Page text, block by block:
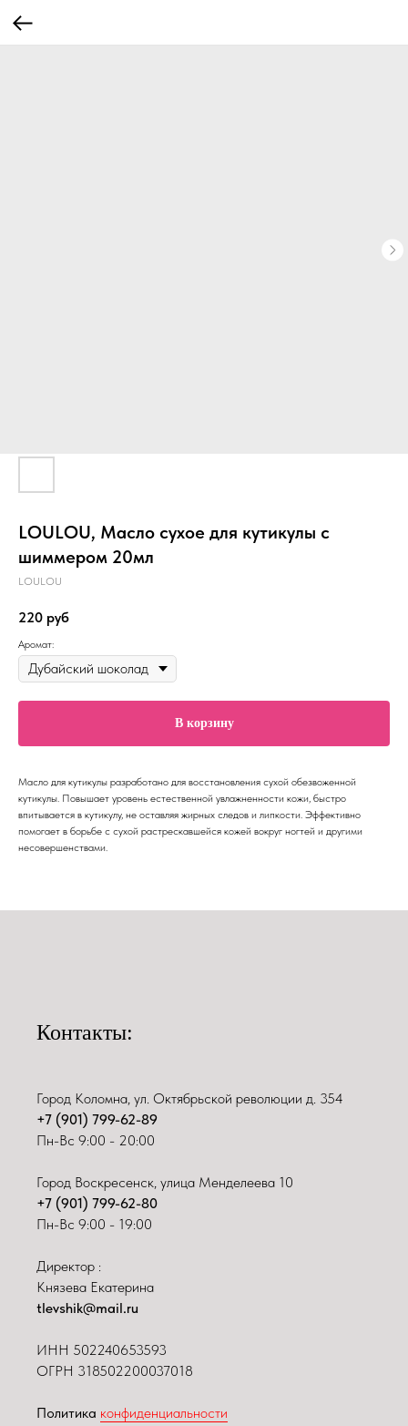
LOULOU, Масло сухое для кутикулы с
шиммером 20мл
LOULOU
220 руб
Аромат:
В корзину
Масло для кутикулы разработано для восстановления сухой обезвоженной
кутикулы. Повышает уровень естественной увлажненности кожи, быстро
впитывается в кутикулу, не оставляя жирных следов и липкости. Эффективно
помогает в борьбе с сухой растрескавшейся кожей вокруг ногтей и другими
несовершенствами.
Контакты:
Город Коломна, ул. Октябрьской революции д. 354
+7 (901) 799-62-89
Пн-Вс 9:00 - 20:00
Город Воскресенск, улица Менделеева 10
+7 (901) 799-62-80
Пн-Вс 9:00 - 19:00
Директор :
Князева Екатерина
tlevshik@mail.ru
ИНН 502240653593
ОГРН 318502200037018
Политика конфиденциальности